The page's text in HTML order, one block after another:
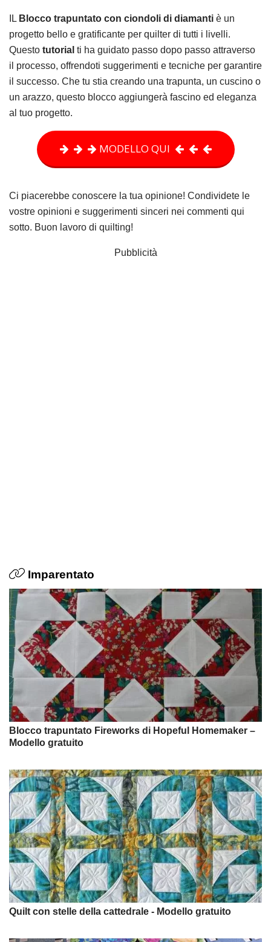
IL Blocco trapuntato con ciondoli di diamanti è un
progetto bello e gratificante per quilter di tutti i livelli.
Questo tutorial ti ha guidato passo dopo passo attraverso
il processo, offrendoti suggerimenti e tecniche per garantire
il successo. Che tu stia creando una trapunta, un cuscino o
un arazzo, questo blocco aggiungerà fascino ed eleganza
al tuo progetto.
MODELLO QUI
Ci piacerebbe conoscere la tua opinione! Condividete le
vostre opinioni e suggerimenti sinceri nei commenti qui
sotto. Buon lavoro di quilting!
Pubblicità
Imparentato
Blocco trapuntato Fireworks di Hopeful Homemaker –
Modello gratuito
Quilt con stelle della cattedrale - Modello gratuito